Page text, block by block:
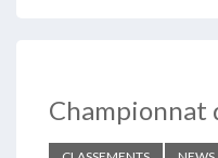
Championnat